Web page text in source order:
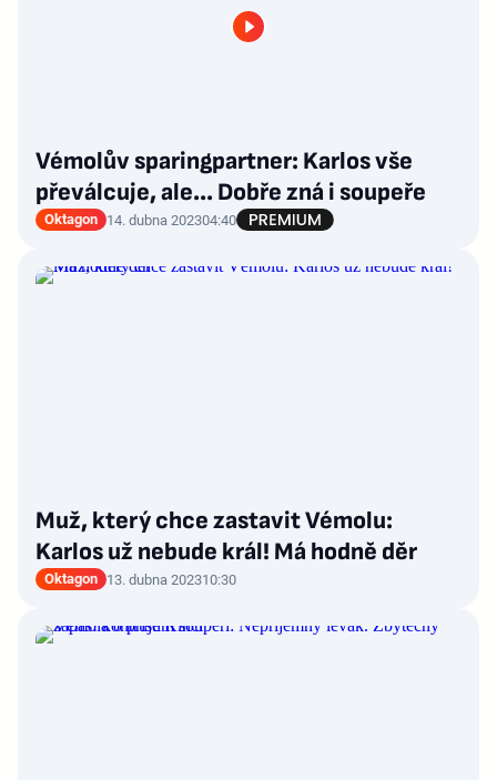
Vémolův sparingpartner: Karlos vše
převálcuje, ale... Dobře zná i soupeře
Oktagon 14. dubna 202304:40
Muž, který chce zastavit Vémolu:
Karlos už nebude král! Má hodně děr
Oktagon 13. dubna 202310:30